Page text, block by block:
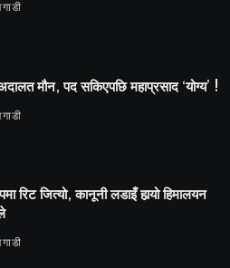
मौन, पद सकिएपछि महाप्रसाद ‘योग्य’ !
रिट जित्यो, कानूनी लडाइँ हार्‍यो हिमालयन